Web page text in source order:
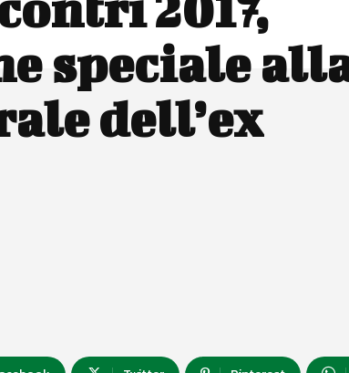
speciale
dell’ex